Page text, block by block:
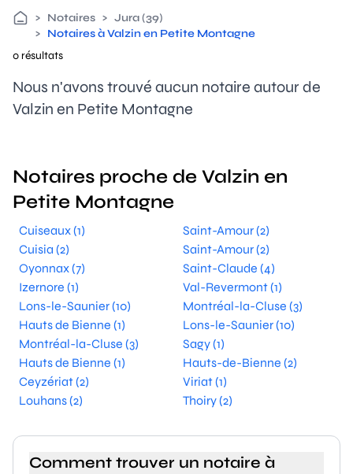
> Notaires > Jura (39)
> Notaires à Valzin en Petite Montagne
0 résultats
Nous n'avons trouvé aucun notaire autour de
Valzin en Petite Montagne
Notaires proche de Valzin en
Petite Montagne
Cuiseaux (1)
Saint-Amour (2)
Cuisia (2)
Saint-Amour (2)
Oyonnax (7)
Saint-Claude (4)
Izernore (1)
Val-Revermont (1)
Lons-le-Saunier (10)
Montréal-la-Cluse (3)
Hauts de Bienne (1)
Lons-le-Saunier (10)
Montréal-la-Cluse (3)
Sagy (1)
Hauts de Bienne (1)
Hauts-de-Bienne (2)
Ceyzériat (2)
Viriat (1)
Louhans (2)
Thoiry (2)
Comment trouver un notaire à